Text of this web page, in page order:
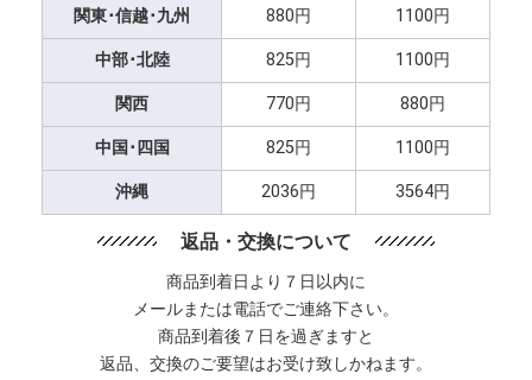
関東･信越･九州 880円 1100円
中部･北陸 825円 1100円
関西 770円 880円
中国･四国 825円 1100円
沖縄 2036円 3564円
返品・交換について
商品到着日より７日以内に
メールまたは電話でご連絡下さい。
商品到着後７日を過ぎますと
返品、交換のご要望はお受け致しかねます。